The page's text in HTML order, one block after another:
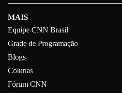
MAIS
Equipe CNN Brasil
Grade de Programação
Blogs
Colunas
Fórum CNN